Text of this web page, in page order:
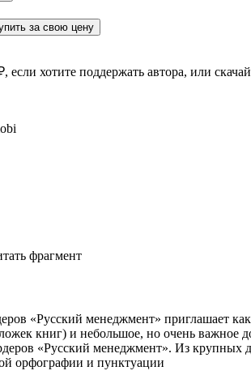
за свою цену
хотите поддержать автора, или
фрагмент
«Русский менеджмент» приглашает
книг) и небольшое, но очень важное
«Русский менеджмент». Из крупных
орфографии и пунктуации